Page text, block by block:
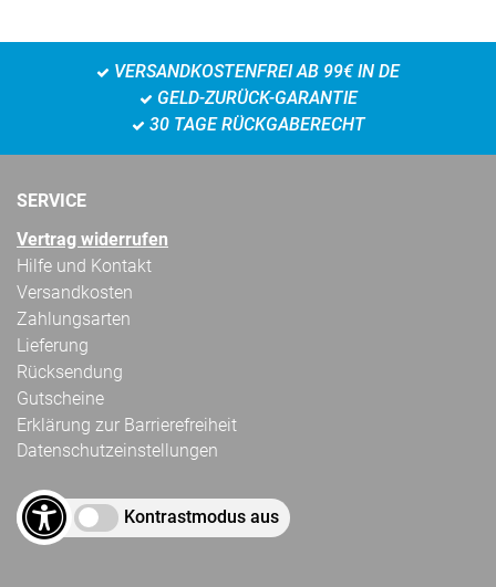
VERSANDKOSTENFREI AB 99€ IN DE
GELD-ZURÜCK-GARANTIE
30 TAGE RÜCKGABERECHT
SERVICE
Vertrag widerrufen
Hilfe und Kontakt
Versandkosten
Zahlungsarten
Lieferung
Rücksendung
Gutscheine
Erklärung zur Barrierefreiheit
Datenschutzeinstellungen
Kontrastmodus aus